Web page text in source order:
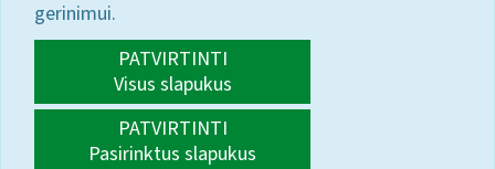
gerinimui.
PATVIRTINTI
Visus slapukus
PATVIRTINTI
Pasirinktus slapukus